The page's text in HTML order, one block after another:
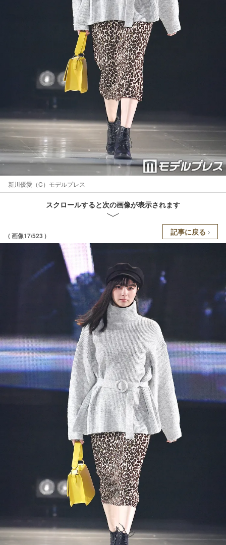
新川優愛（C）モデルプレス
スクロールすると次の画像が表示されます
( 画像17/523 ) 記事に戻る